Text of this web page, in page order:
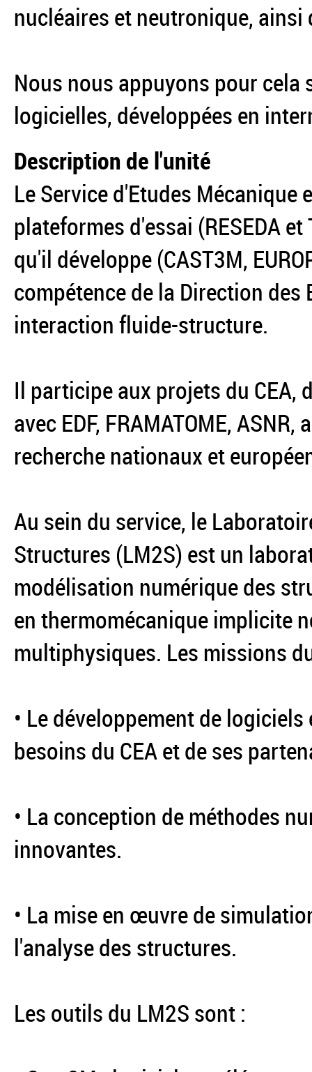
nucléaires et neutronique, ainsi
Nous nous appuyons pour cela
logicielles, développées en
Description de l'unité
Le Service d'Etudes Mécanique
plateformes d'essai (RESEDA
qu'il développe (CAST3M,
compétence de la Direction
interaction fluide-structure.
Il participe aux projets du CEA,
avec EDF, FRAMATOME,
recherche nationaux et
Au sein du service, le
Structures (LM2S) est un
modélisation numérique des
en thermomécanique implicite
multiphysiques. Les missions
• Le développement de
besoins du CEA et de ses
• La conception de méthodes
innovantes.
• La mise en œuvre de
l'analyse des structures.
Les outils du LM2S sont :